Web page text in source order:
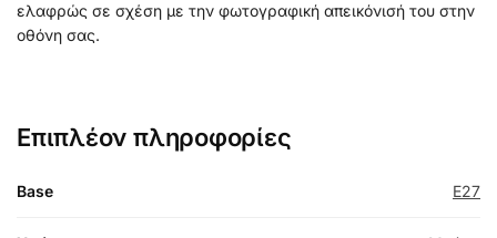
ελαφρώς σε σχέση με την φωτογραφική απεικόνισή του στην
οθόνη σας.
Επιπλέον πληροφορίες
Base E27